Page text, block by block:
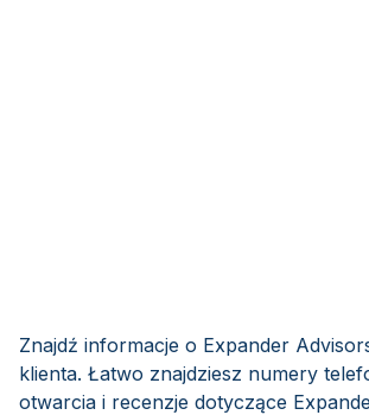
Znajdź informacje o Expander
klienta. Łatwo znajdziesz numery
otwarcia i recenzje dotyczące